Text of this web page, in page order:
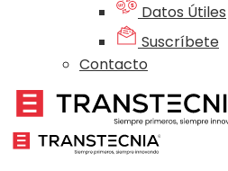
Datos Útiles
Suscríbete
Contacto